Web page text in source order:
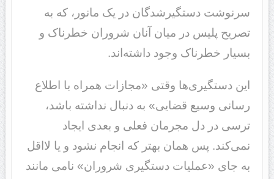
سرنوشت دستگیرشدگان در یک مانور، که به
تصریح پلیس در میان آنان شروران خطرناک و
بسیار خطرناک وجود داشته‌اند.
این دستگیری‌ها وقتی «مجازات همراه با اطلاع
رسانی وسیع قضایی» به دنبال نداشته باشد،
ترسی در دل مجرمان فعلی و بعدی ایجاد
نمی‌کند. پس همان بهتر که انجام نشود و یا لااقل
به جای «عملیات دستگیری شروران» نامی مانند